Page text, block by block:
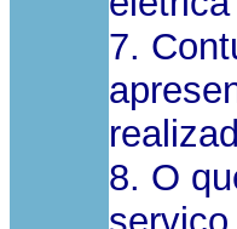
7.
8. O